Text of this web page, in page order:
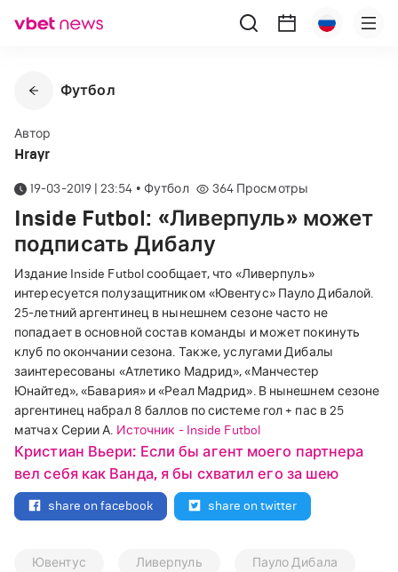
Футбол
Автор
Hrayr
19-03-2019 | 23:54 • Футбол 364 Просмотры
Inside Futbol: «Ливерпуль» может
подписать Дибалу
Издание Inside Futbol сообщает, что «Ливерпуль»
интересуется полузащитником «Ювентус»Пауло Дибалой.
25-летний аргентинец в нынешнем сезоне часто не
попадает в основной состав команды и может покинуть
клуб по окончании сезона. Также, услугами Дибалы
заинтересованы «Атлетико Мадрид»,«Манчестер
Юнайтед»,«Бавария»и«Реал Мадрид». В нынешнем сезоне
аргентинец набрал 8 баллов по системе гол + пас в 25
матчах Серии А. Источник - Inside Futbol
Кристиан Вьери: Если бы агент моего партнера
вел себя как Ванда, я бы схватил его за шею
share on facebook share on twitter
Ювентус Ливерпуль Пауло Дибала